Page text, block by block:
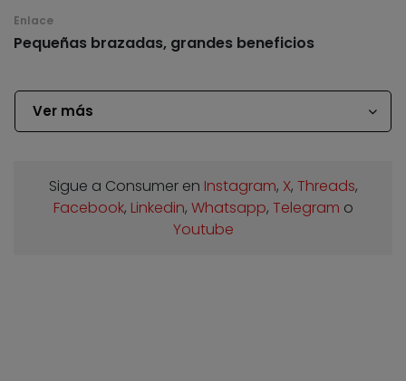
Enlace
Pequeñas brazadas, grandes beneficios
Ver más
Sigue a Consumer en Instagram, X, Threads,
Facebook, Linkedin, Whatsapp, Telegram o
Youtube